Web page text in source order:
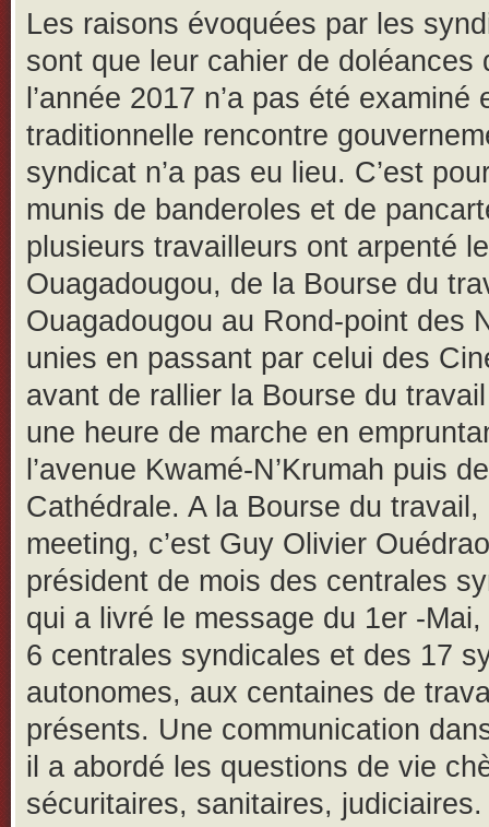
Les raisons évoquées par les
sont que leur cahier de doléances
l’année 2017 n’a pas été examiné
traditionnelle rencontre
syndicat n’a pas eu lieu. C’est
munis de banderoles et de
plusieurs travailleurs ont arpenté
Ouagadougou, de la Bourse du
Ouagadougou au Rond-point des
unies en passant par celui des
avant de rallier la Bourse du
une heure de marche en
l’avenue Kwamé-N’Krumah puis
Cathédrale. A la Bourse du travail,
meeting, c’est Guy Olivier
président de mois des centrales
qui a livré le message du 1er -
6 centrales syndicales et des 17
autonomes, aux centaines de
présents. Une communication
il a abordé les questions de vie
sécuritaires, sanitaires,